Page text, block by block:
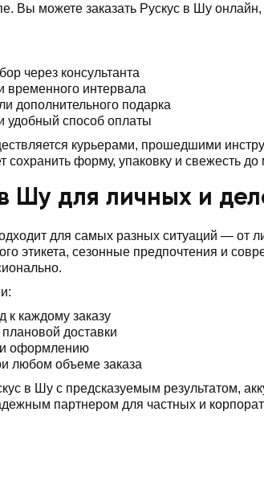
Вы можете заказать Рускус в Шу
через консультанта
временного интервала
дополнительного подарка
удобный способ оплаты
курьерами, прошедшими
сохранить форму, упаковку и свежесть
в Шу для личных и
для самых разных ситуаций —
этикета, сезонные предпочтения и
к каждому заказу
доставки
и оформлению
любом объеме заказа
в Шу с предсказуемым результатом,
партнером для частных и